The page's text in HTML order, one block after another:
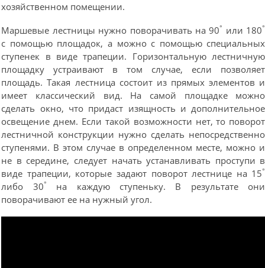
хозяйственном помещении.
Маршевые лестницы нужно поворачивать на 90° или 180°
с помощью площадок, а можно с помощью специальных
ступенек в виде трапеции. Горизонтальную лестничную
площадку устраивают в том случае, если позволяет
площадь. Такая лестница состоит из прямых элементов и
имеет классический вид. На самой площадке можно
сделать окно, что придаст изящность и дополнительное
освещение днем. Если такой возможности нет, то поворот
лестничной конструкции нужно сделать непосредственно
ступенями. В этом случае в определенном месте, можно и
не в середине, следует начать устанавливать проступи в
виде трапеции, которые задают поворот лестнице на 15°
либо 30°
на каждую ступеньку. В результате они
поворачивают ее на нужный угол.